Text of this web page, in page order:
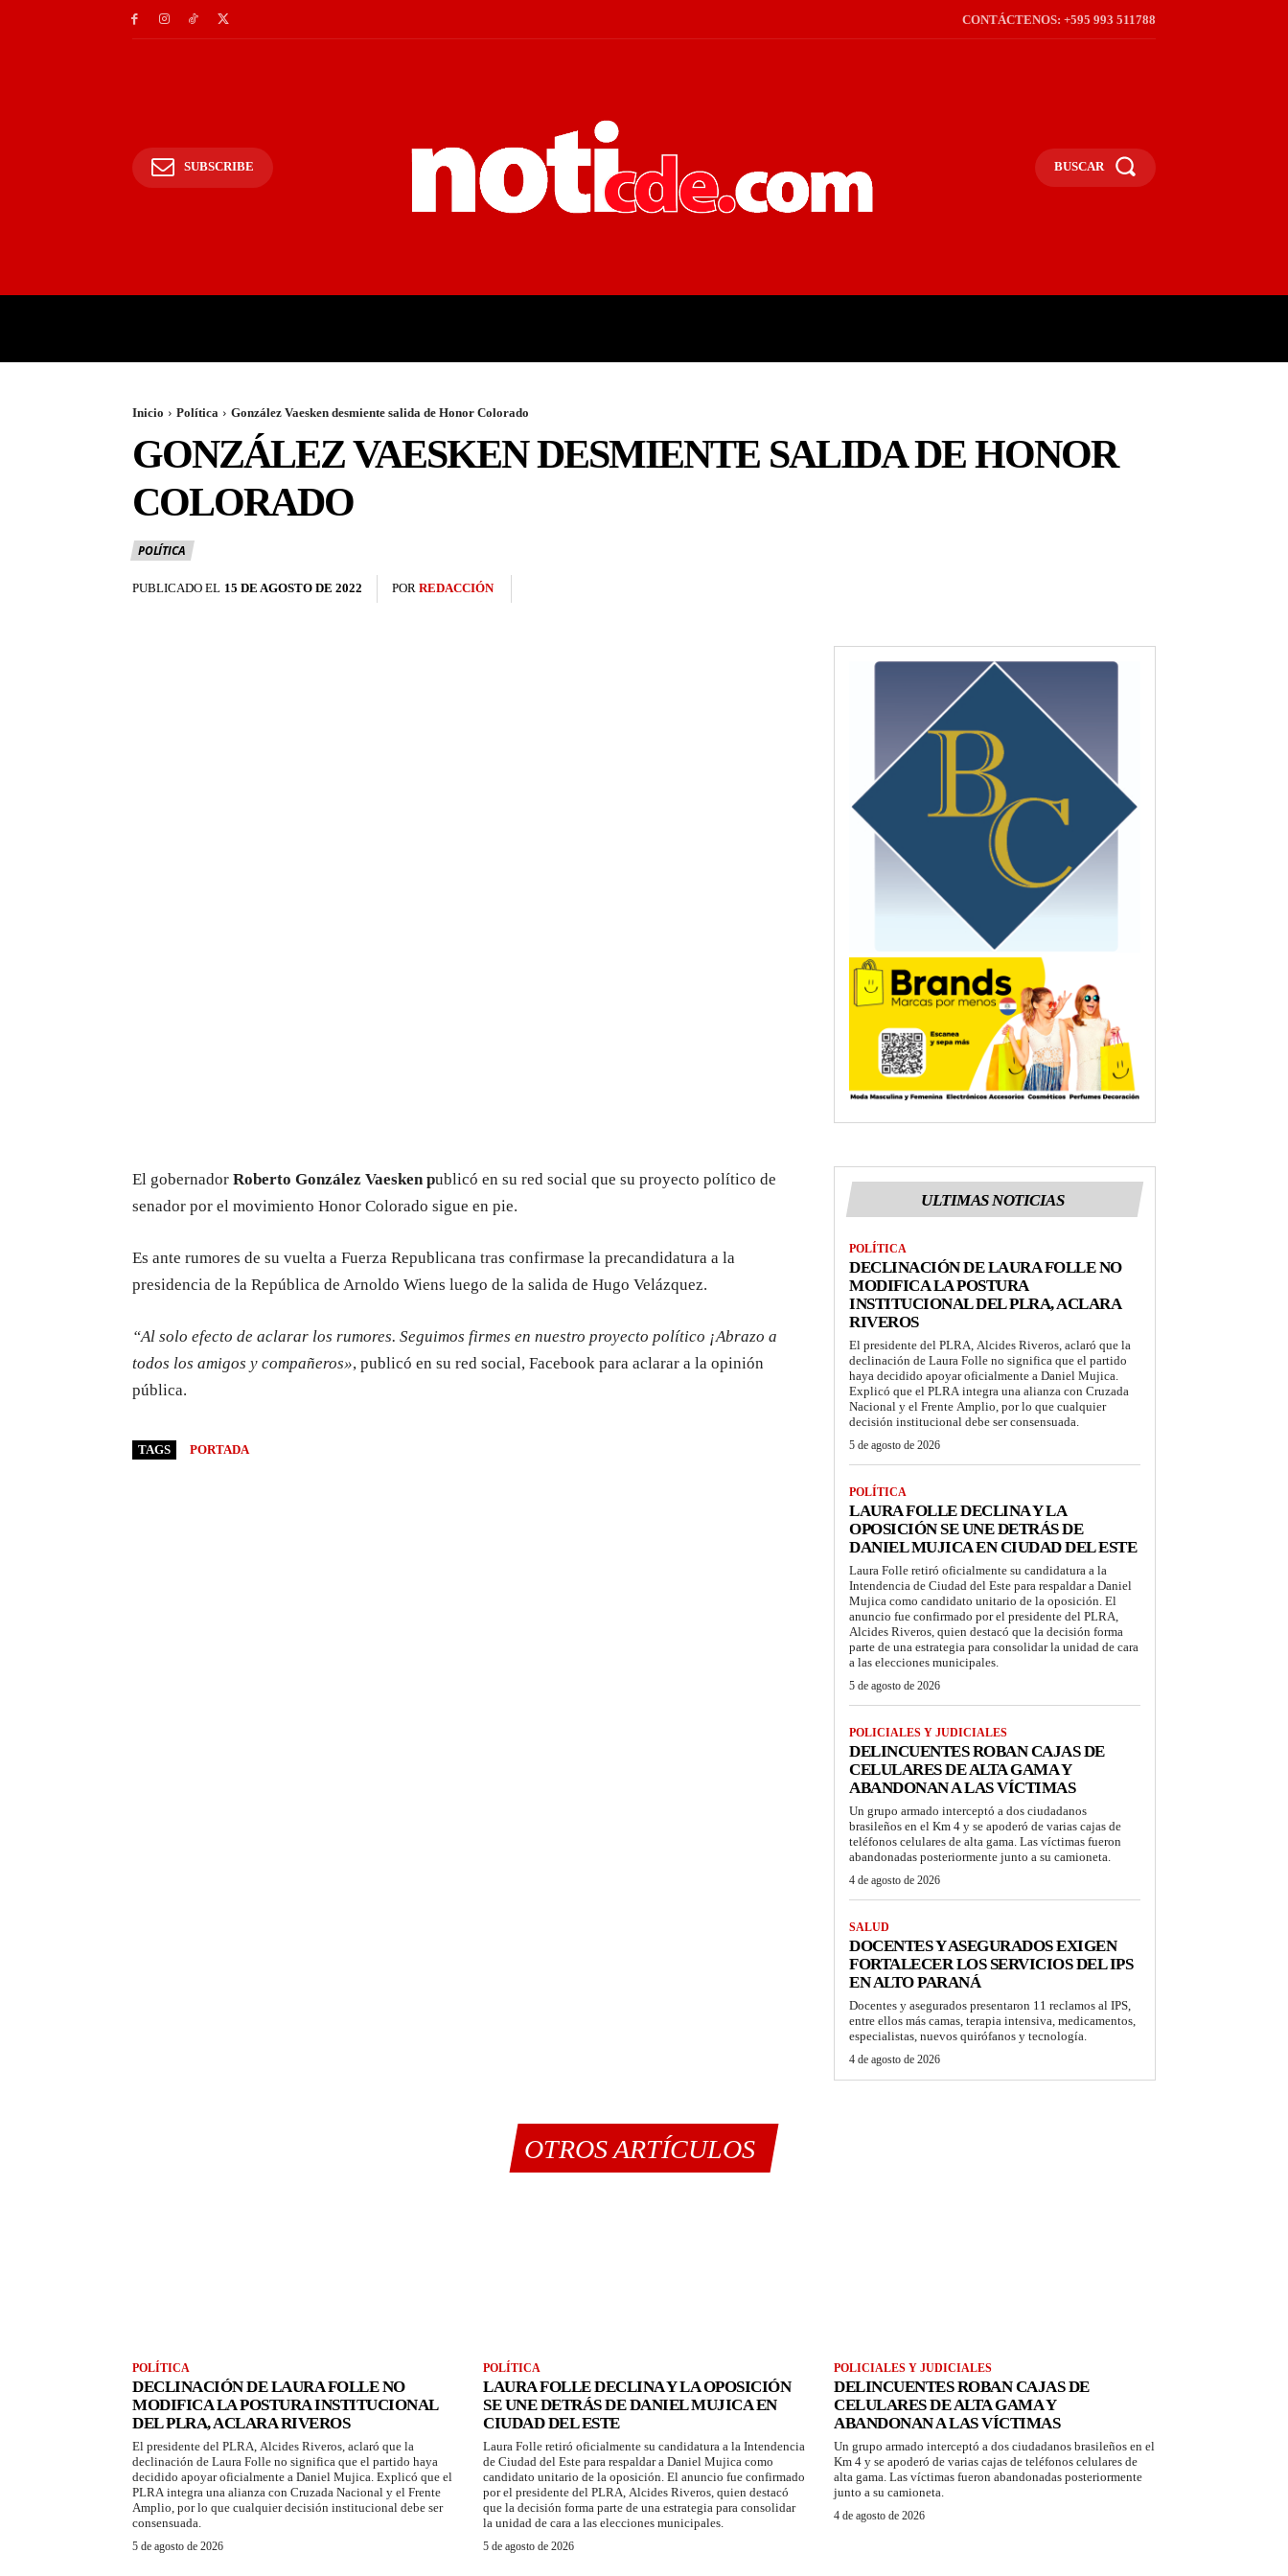
CONTÁCTENOS: +595 993 511788
SUBSCRIBE BUSCAR
Inicio Política González Vaesken desmiente salida de Honor Colorado
GONZÁLEZ VAESKEN DESMIENTE SALIDA DE HONOR
COLORADO
POLÍTICA
PUBLICADO EL 15 DE AGOSTO DE 2022 POR REDACCIÓN
El gobernador Roberto González Vaesken publicó en su red social que su proyecto político de
senador por el movimiento Honor Colorado sigue en pie.
Es ante rumores de su vuelta a Fuerza Republicana tras confirmase la precandidatura a la
presidencia de la República de Arnoldo Wiens luego de la salida de Hugo Velázquez.
“Al solo efecto de aclarar los rumores. Seguimos firmes en nuestro proyecto político ¡Abrazo a
todos los amigos y compañeros», publicó en su red social, Facebook para aclarar a la opinión
pública.
TAGS PORTADA
ULTIMAS NOTICIAS
POLÍTICA
DECLINACIÓN DE LAURA FOLLE NO
MODIFICA LA POSTURA
INSTITUCIONAL DEL PLRA, ACLARA
RIVEROS
El presidente del PLRA, Alcides Riveros, aclaró que la
declinación de Laura Folle no significa que el partido
haya decidido apoyar oficialmente a Daniel Mujica.
Explicó que el PLRA integra una alianza con Cruzada
Nacional y el Frente Amplio, por lo que cualquier
decisión institucional debe ser consensuada.
5 de agosto de 2026
POLÍTICA
LAURA FOLLE DECLINA Y LA
OPOSICIÓN SE UNE DETRÁS DE
DANIEL MUJICA EN CIUDAD DEL ESTE
Laura Folle retiró oficialmente su candidatura a la
Intendencia de Ciudad del Este para respaldar a Daniel
Mujica como candidato unitario de la oposición. El
anuncio fue confirmado por el presidente del PLRA,
Alcides Riveros, quien destacó que la decisión forma
parte de una estrategia para consolidar la unidad de cara
a las elecciones municipales.
5 de agosto de 2026
POLICIALES Y JUDICIALES
DELINCUENTES ROBAN CAJAS DE
CELULARES DE ALTA GAMA Y
ABANDONAN A LAS VÍCTIMAS
Un grupo armado interceptó a dos ciudadanos
brasileños en el Km 4 y se apoderó de varias cajas de
teléfonos celulares de alta gama. Las víctimas fueron
abandonadas posteriormente junto a su camioneta.
4 de agosto de 2026
SALUD
DOCENTES Y ASEGURADOS EXIGEN
FORTALECER LOS SERVICIOS DEL IPS
EN ALTO PARANÁ
Docentes y asegurados presentaron 11 reclamos al IPS,
entre ellos más camas, terapia intensiva, medicamentos,
especialistas, nuevos quirófanos y tecnología.
4 de agosto de 2026
OTROS ARTÍCULOS
POLÍTICA
DECLINACIÓN DE LAURA FOLLE NO
MODIFICA LA POSTURA INSTITUCIONAL
DEL PLRA, ACLARA RIVEROS
El presidente del PLRA, Alcides Riveros, aclaró que la
declinación de Laura Folle no significa que el partido haya
decidido apoyar oficialmente a Daniel Mujica. Explicó que el
PLRA integra una alianza con Cruzada Nacional y el Frente
Amplio, por lo que cualquier decisión institucional debe ser
consensuada.
5 de agosto de 2026
POLÍTICA
LAURA FOLLE DECLINA Y LA OPOSICIÓN
SE UNE DETRÁS DE DANIEL MUJICA EN
CIUDAD DEL ESTE
Laura Folle retiró oficialmente su candidatura a la Intendencia
de Ciudad del Este para respaldar a Daniel Mujica como
candidato unitario de la oposición. El anuncio fue confirmado
por el presidente del PLRA, Alcides Riveros, quien destacó
que la decisión forma parte de una estrategia para consolidar
la unidad de cara a las elecciones municipales.
5 de agosto de 2026
POLICIALES Y JUDICIALES
DELINCUENTES ROBAN CAJAS DE
CELULARES DE ALTA GAMA Y
ABANDONAN A LAS VÍCTIMAS
Un grupo armado interceptó a dos ciudadanos brasileños en el
Km 4 y se apoderó de varias cajas de teléfonos celulares de
alta gama. Las víctimas fueron abandonadas posteriormente
junto a su camioneta.
4 de agosto de 2026